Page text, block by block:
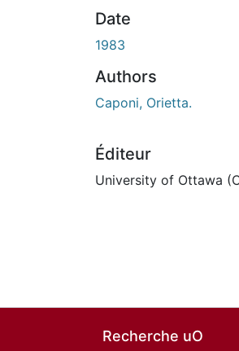
Date
1983
Authors
Caponi, Orietta.
Éditeur
University of Ottawa
Recherche uO